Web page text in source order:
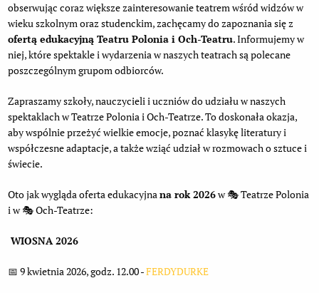
obserwując coraz większe zainteresowanie teatrem wśród widzów w
wieku szkolnym oraz studenckim, zachęcamy do zapoznania się z
ofertą edukacyjną Teatru Polonia i Och‑Teatru. Informujemy w
niej, które spektakle i wydarzenia w naszych teatrach są polecane
poszczególnym grupom odbiorców.
Zapraszamy szkoły, nauczycieli i uczniów do udziału w naszych
spektaklach w Teatrze Polonia i Och-Teatrze. To doskonała okazja,
aby wspólnie przeżyć wielkie emocje, poznać klasykę literatury i
współczesne adaptacje, a także wziąć udział w rozmowach o sztuce i
świecie.
Oto jak wygląda oferta edukacyjnana rok 2026w 🎭 Teatrze Polonia
i w 🎭 Och-Teatrze:
WIOSNA 2026
📅 9 kwietnia 2026, godz. 12.00 -FERDYDURKE